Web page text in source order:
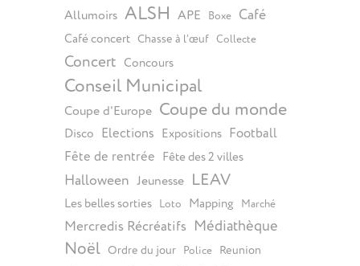
Allumoirs ALSH APE Boxe Café
Café concert Chasse à l’œuf Collecte
Concert Concours
Conseil Municipal
Coupe d'Europe Coupe du monde
Disco Elections Expositions Football
Fête de rentrée Fête des 2 villes
Halloween Jeunesse LEAV
Les belles sorties Loto Mapping Marché
Mercredis Récréatifs Médiathèque
Noël Ordre du jour Police Reunion